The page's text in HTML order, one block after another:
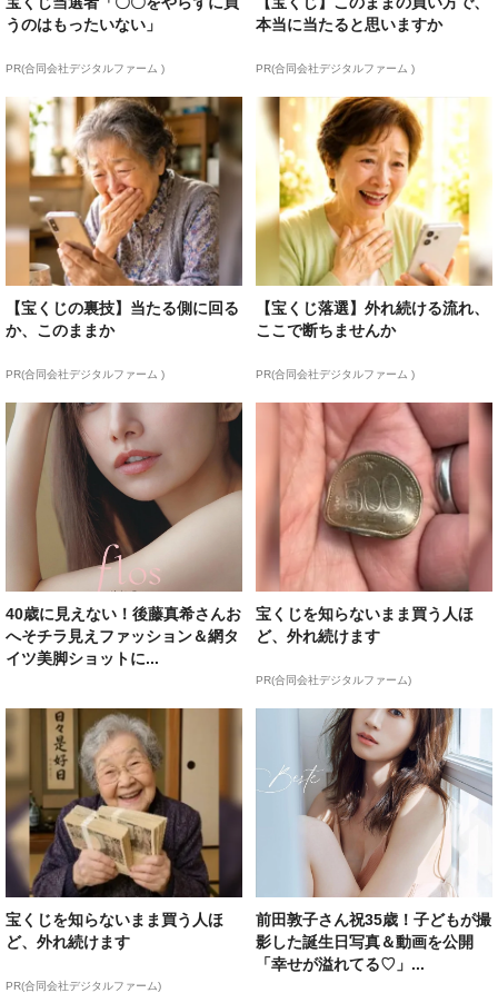
うのはもったいない」
PR(合同会社デジタルファーム )
本当に当たると思いますか
PR(合同会社デジタルファーム )
【宝くじの裏技】当たる側に回る
か、このままか
PR(合同会社デジタルファーム )
【宝くじ落選】外れ続ける流れ、
ここで断ちませんか
PR(合同会社デジタルファーム )
40歳に見えない！後藤真希さんお
へそチラ見えファッション＆網タ
イツ美脚ショットに...
宝くじを知らないまま買う人ほ
ど、外れ続けます
PR(合同会社デジタルファーム)
宝くじを知らないまま買う人ほ
ど、外れ続けます
PR(合同会社デジタルファーム)
前田敦子さん祝35歳！子どもが撮
影した誕生日写真＆動画を公開
「幸せが溢れてる♡」...